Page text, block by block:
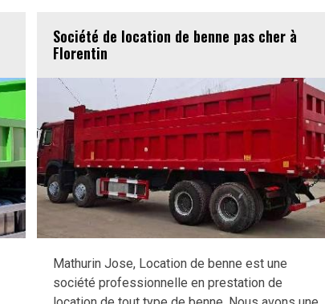
Société de location de benne pas cher à
Florentin
Mathurin Jose, Location de benne est une
société professionnelle en prestation de